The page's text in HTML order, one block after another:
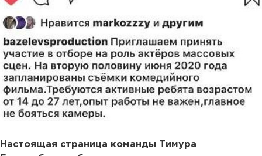
Настоящая страница команды Тимура